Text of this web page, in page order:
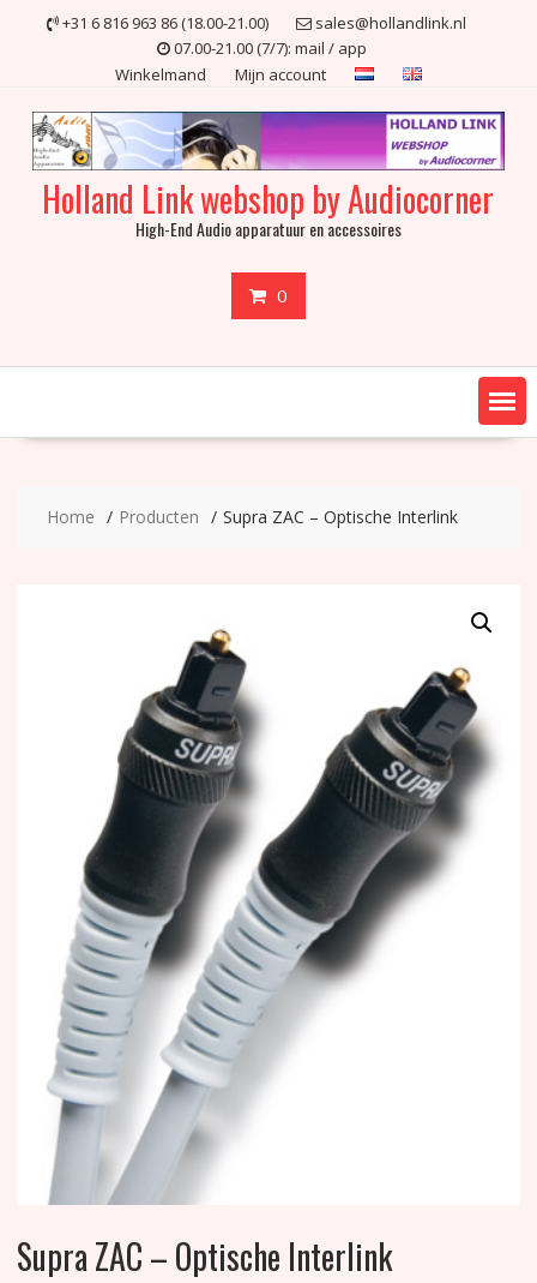
+31 6 816 963 86 (18.00-21.00)
sales@hollandlink.nl
07.00-21.00 (7/7): mail / app
Winkelmand
Mijn account
Holland Link webshop by Audiocorner
High-End Audio apparatuur en accessoires
0
Home Producten Supra ZAC – Optische Interlink
Supra ZAC – Optische Interlink